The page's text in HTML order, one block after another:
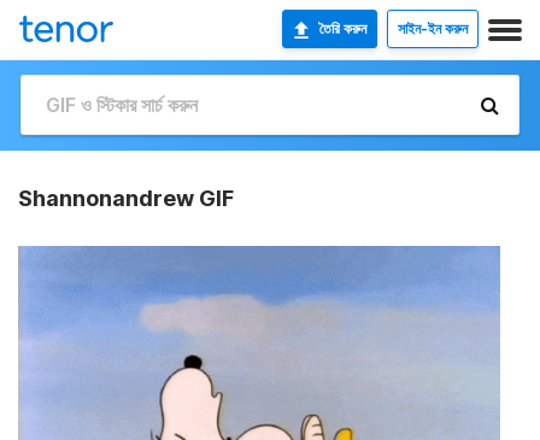
তৈরি করুন সাইন-ইন করুন
Shannonandrew GIF